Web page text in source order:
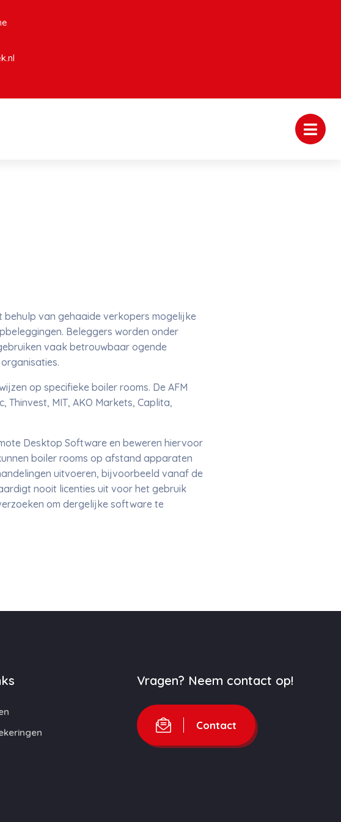
behulp van gehaaide verkopers mogelijke
Beleggers worden onder
vaak betrouwbaar ogende
op specifieke boiler rooms. De AFM
MIT, AKO Markets, Caplita,
Desktop Software en beweren hiervoor
boiler rooms op afstand apparaten
uitvoeren, bijvoorbeeld vanaf de
nooit licenties uit voor het gebruik
om dergelijke software te
Vragen? Neem contact op!
Contact